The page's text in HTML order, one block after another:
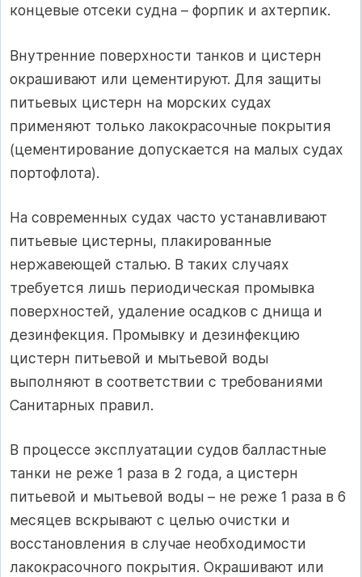
концевые отсеки судна – форпик и ахтерпик.
Внутренние поверхности танков и цистерн
окрашивают или цементируют. Для защиты
питьевых цистерн на морских судах
применяют только лакокрасочные покрытия
(цементирование допускается на малых судах
портофлота).
На современных судах часто устанавливают
питьевые цистерны, плакированные
нержавеющей сталью. В таких случаях
требуется лишь периодическая промывка
поверхностей, удаление осадков с днища и
дезинфекция. Промывку и дезинфекцию
цистерн питьевой и мытьевой воды
выполняют в соответствии с требованиями
Санитарных правил.
В процессе эксплуатации судов балластные
танки не реже 1 раза в 2 года, а цистерн
питьевой и мытьевой воды – не реже 1 раза в 6
месяцев вскрывают с целью очистки и
восстановления в случае необходимости
лакокрасочного покрытия. Окрашивают или